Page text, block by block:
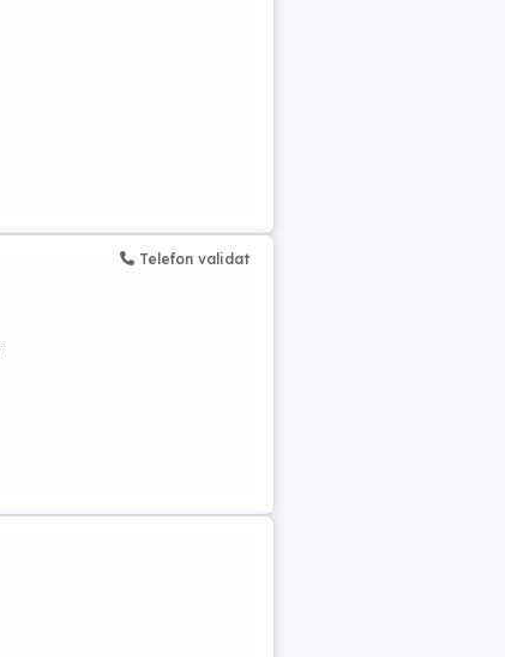
Telefon validat